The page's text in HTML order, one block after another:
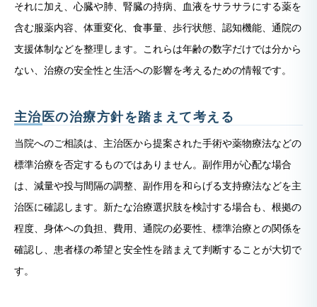
それに加え、心臓や肺、腎臓の持病、血液をサラサラにする薬を
含む服薬内容、体重変化、食事量、歩行状態、認知機能、通院の
支援体制などを整理します。これらは年齢の数字だけでは分から
ない、治療の安全性と生活への影響を考えるための情報です。
主治医の治療方針を踏まえて考える
当院へのご相談は、主治医から提案された手術や薬物療法などの
標準治療を否定するものではありません。副作用が心配な場合
は、減量や投与間隔の調整、副作用を和らげる支持療法などを主
治医に確認します。新たな治療選択肢を検討する場合も、根拠の
程度、身体への負担、費用、通院の必要性、標準治療との関係を
確認し、患者様の希望と安全性を踏まえて判断することが大切で
す。